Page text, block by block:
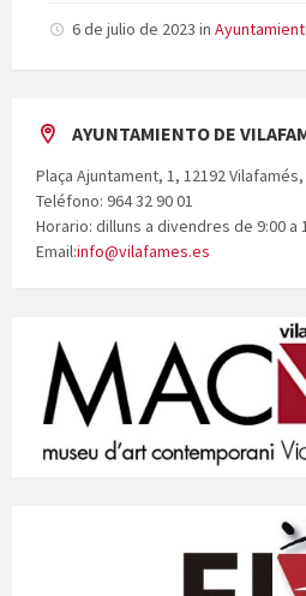
6 de julio de 2023 in
AYUNTAMIENTO DE
Plaça Ajuntament, 1, 12192
Teléfono: 964 32 90 01
Horario: dilluns a divendres de 9:00 a
Email:info@vilafames.es